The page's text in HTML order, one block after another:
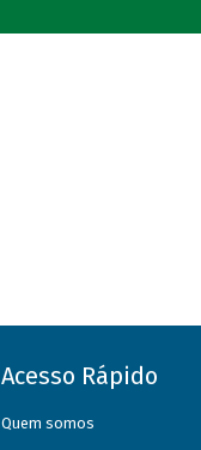
Acesso Rápido
Quem somos